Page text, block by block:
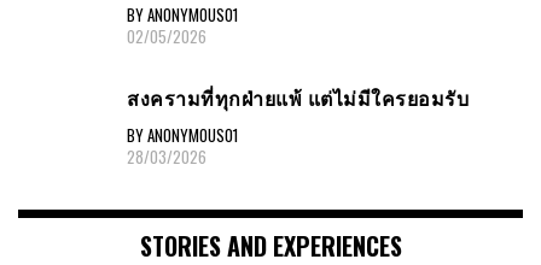
BY ANONYMOUS01
02/05/2026
สงครามที่ทุกฝ่ายแพ้ แต่ไม่มีใครยอมรับ
BY ANONYMOUS01
28/03/2026
STORIES AND EXPERIENCES